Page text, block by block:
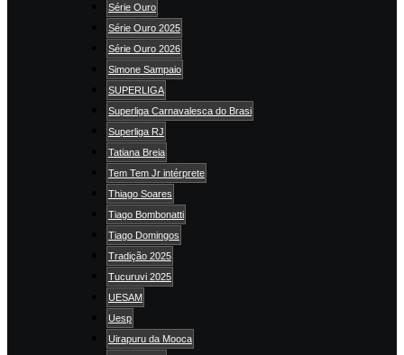
Série Ouro
Série Ouro 2025
Série Ouro 2026
Simone Sampaio
SUPERLIGA
Superliga Carnavalesca do Brasi
Superliga RJ
Tatiana Breia
Tem Tem Jr intérprete
Thiago Soares
Tiago Bombonatti
Tiago Domingos
Tradição 2025
Tucuruvi 2025
UESAM
Uesp
Uirapuru da Mooca